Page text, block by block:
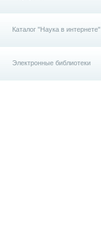
Каталог "Наука в интернете"
Электронные библиотеки